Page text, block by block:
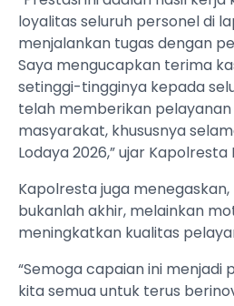
loyalitas seluruh personel di
menjalankan tugas dengan
Saya mengucapkan terima
setinggi-tingginya kepada
telah memberikan
masyarakat, khususnya
Lodaya 2026,” ujar Kapolresta
Kapolresta juga
bukanlah akhir, melainkan
meningkatkan kualitas
“Semoga capaian ini menjadi
kita semua untuk terus